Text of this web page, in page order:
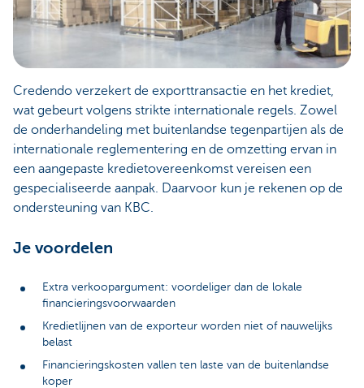
Credendo verzekert de exporttransactie en het krediet,
wat gebeurt volgens strikte internationale regels. Zowel
de onderhandeling met buitenlandse tegenpartijen als de
internationale reglementering en de omzetting ervan in
een aangepaste kredietovereenkomst vereisen een
gespecialiseerde aanpak. Daarvoor kun je rekenen op de
ondersteuning van KBC.
Je voordelen
Extra verkoopargument: voordeliger dan de lokale
financieringsvoorwaarden
Kredietlijnen van de exporteur worden niet of nauwelijks
belast
Financieringskosten vallen ten laste van de buitenlandse
koper